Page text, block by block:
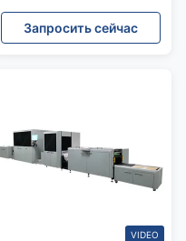
печатная машина
Запросить сейчас
VIDEO